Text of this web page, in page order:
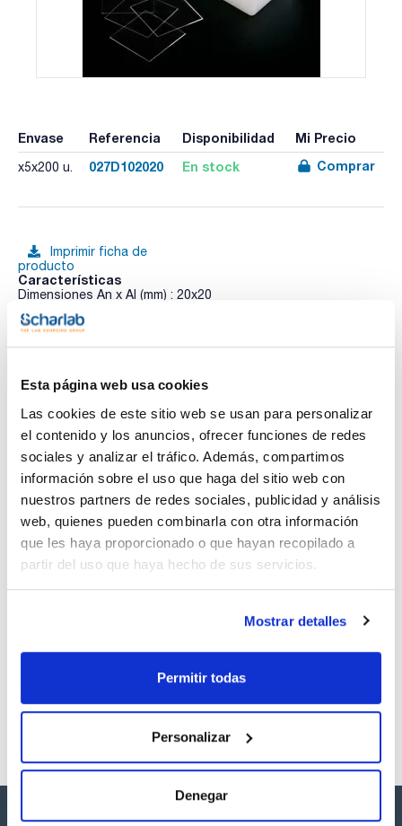
Esta página web usa cookies
Las cookies de este sitio web se usan para personalizar
el contenido y los anuncios, ofrecer funciones de redes
sociales y analizar el tráfico. Además, compartimos
información sobre el uso que haga del sitio web con
nuestros partners de redes sociales, publicidad y análisis
web, quienes pueden combinarla con otra información
que les haya proporcionado o que hayan recopilado a
partir del uso que haya hecho de sus servicios.
Mostrar detalles
Permitir todas
Personalizar
Denegar
Envase Referencia Disponibilidad Mi Precio
x5x200 u. 027D102020 En stock Comprar
Imprimir ficha de
producto
Características
Dimensiones An x Al (mm) : 20x20
Pack (u.) : 5x200
Vidrio claro, limpio y desengrasado de 0,15mm de espesor,
una mayor conservación del cubreobjetos frente a la
humedad.
Ver más
Documentación técnica
TDS / Ficha técnica
Regístrate para
descargas
Regístrate para
descargas
SDS/ Hoja de seguridad
Regístrate para
descargas
Los productos marcados con esta imagen son
listos para una entrega inmediata.